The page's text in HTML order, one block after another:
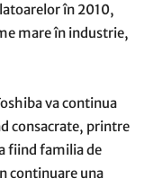
în 2010,
mare în industrie,
va continua
consacrate, printre
fiind familia de
continuare una